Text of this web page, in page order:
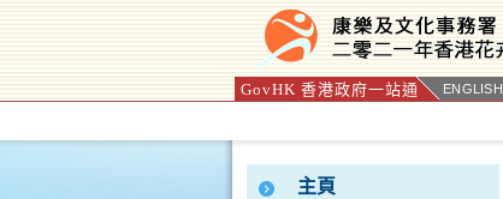
GovHK 香港政府一站通 ENGLISH
按“Tab”進入菜單
主頁